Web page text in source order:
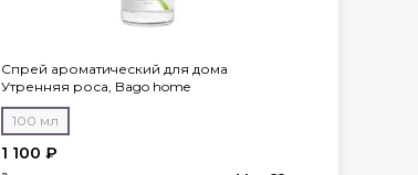
Спрей ароматический для дома
Утренняя роса, Bago home
100 мл
1 100 ₽